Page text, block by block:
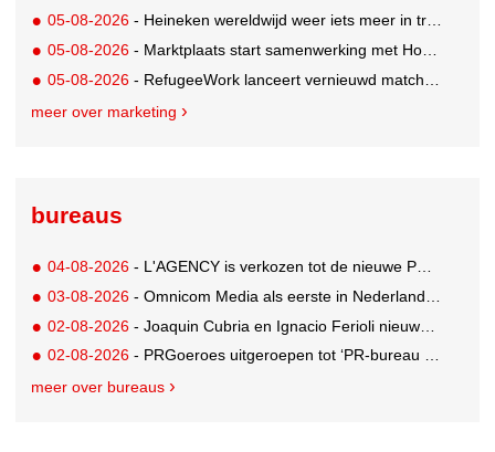
05-08-2026 - Heineken wereldwijd weer iets meer in trek
05-08-2026 - Marktplaats start samenwerking met House of Cars
05-08-2026 - RefugeeWork lanceert vernieuwd matchingplatform voor nieuwkomers en werkgevers
meer over marketing
bureaus
04-08-2026 - L'AGENCY is verkozen tot de nieuwe PR-partner van KoRo
03-08-2026 - Omnicom Media als eerste in Nederland actief met advertenties in ChatGPT
02-08-2026 - Joaquin Cubria en Ignacio Ferioli nieuwe Global CCO’s GUT, Renata Neumann Global Head of Production
02-08-2026 - PRGoeroes uitgeroepen tot ‘PR-bureau van het jaar 2026’
meer over bureaus